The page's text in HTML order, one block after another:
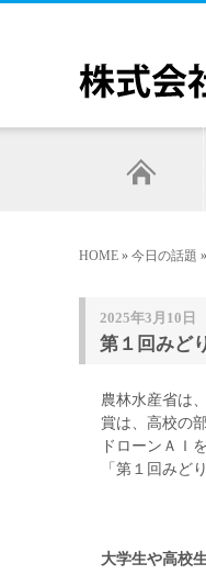
HOME » 今日の話題
2025年3月10日
第１回みど
農林水産省は
賞は、高校の
ドローンＡＩ
「第１回みど
大学生や高校